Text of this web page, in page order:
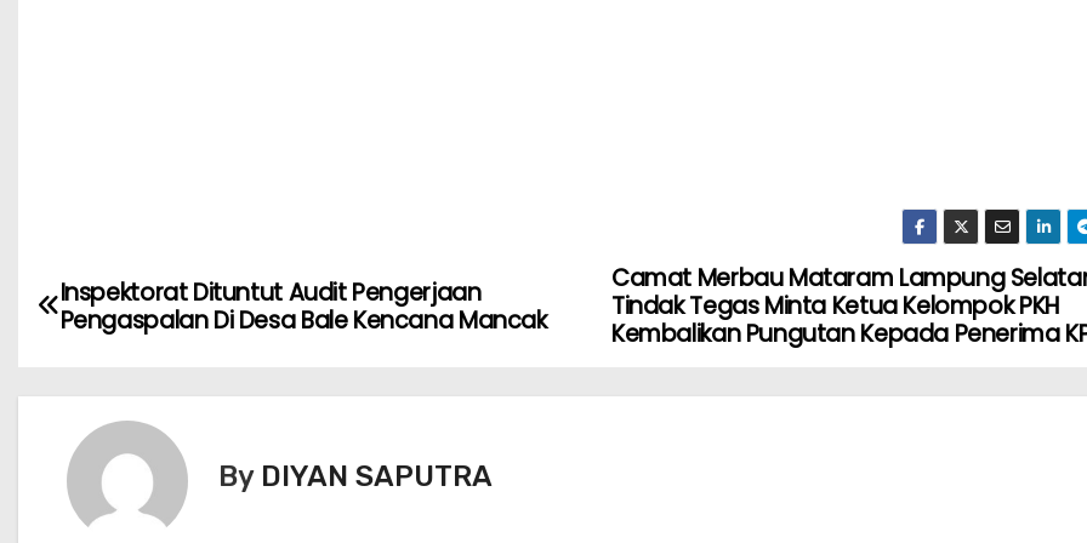
Camat Merbau Mataram Lampung
Tindak Tegas Minta Ketua Kelompok PKH
Kembalikan Pungutan Kepada Penerima
Inspektorat Dituntut Audit Pengerjaan
Pengaspalan Di Desa Bale Kencana Mancak
By DIYAN SAPUTRA